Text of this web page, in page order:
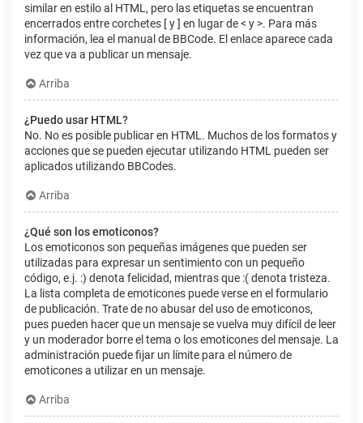
similar en estilo al HTML, pero las etiquetas se encuentran
encerrados entre corchetes [ y ] en lugar de < y >. Para más
información, lea el manual de BBCode. El enlace aparece cada
vez que va a publicar un mensaje.
Arriba
¿Puedo usar HTML?
No. No es posible publicar en HTML. Muchos de los formatos y
acciones que se pueden ejecutar utilizando HTML pueden ser
aplicados utilizando BBCodes.
Arriba
¿Qué son los emoticonos?
Los emoticonos son pequeñas imágenes que pueden ser
utilizadas para expresar un sentimiento con un pequeño
código, e.j. :) denota felicidad, mientras que :( denota tristeza.
La lista completa de emoticones puede verse en el formulario
de publicación. Trate de no abusar del uso de emoticonos,
pues pueden hacer que un mensaje se vuelva muy difícil de leer
y un moderador borre el tema o los emoticones del mensaje. La
administración puede fijar un límite para el número de
emoticones a utilizar en un mensaje.
Arriba